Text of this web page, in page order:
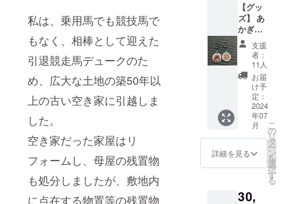
私は、乗用馬でも競技馬で
もなく、相棒として迎えた
引退競走馬デュークのた
め、広大な土地の築50年以
上の古い空き家に引越しま
した。
空き家だった家屋はリ
フォームし、母屋の残置物
も処分しましたが、敷地内
に点在する物置等の残置物
【グッ
ズ】 あ
かぎ森
の王国
をデザ
インし
たキー
ホル
ダーを
提供し
ます。
（商品
の説
明） ・
数量：1
約5cm
支援
者：
11人
お届
け予
定：
2024
年07
月
詳細を見る
こ
の
リ
タ
ー
ン
を
選
択
す
る
30,